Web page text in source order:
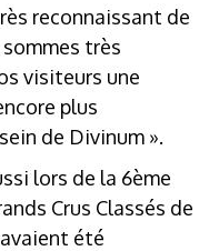
reconnaissant de
très
visiteurs une
plus
de Divinum ».
lors de la 6ème
Crus Classés de
été